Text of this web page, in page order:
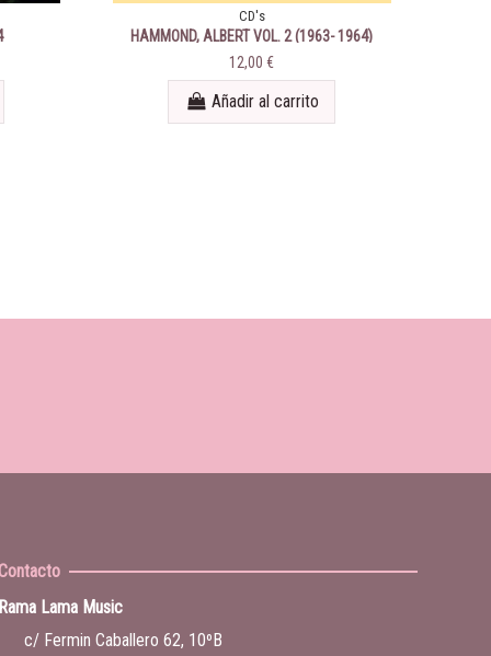
CD's
HAMMOND, ALBERT VOL. 2 (1963- 1964)
12,00 €
Añadir al carrito
Lama Music
c/ Fermin Caballero 62, 10ºB